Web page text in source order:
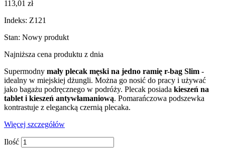
113,01 zł
Indeks: Z121
Stan: Nowy produkt
Najniższa cena produktu z dnia
Supermodny mały plecak męski na jedno ramię r-bag Slim -
idealny w miejskiej dżungli. Można go nosić do pracy i używać
jako bagażu podręcznego w podróży. Plecak posiada kieszeń na
tablet i kieszeń antywłamaniową. Pomarańczowa podszewka
kontrastuje z elegancką czernią plecaka.
Więcej szczegółów
Ilość